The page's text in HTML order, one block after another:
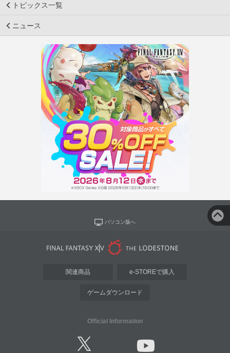
トピックス一覧
ニュース
パソコン版へ
関連商品 e-STOREで購入
ゲームダウンロード
Official Information